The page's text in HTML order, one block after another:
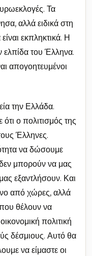
Τα
αλλά ειδικά στη
εκπληκτικά. Η
ελπίδα του Έλληνα.
απογοητευμένοι
την Ελλάδα.
ο πολιτισμός της
Έλληνες.
να δώσουμε
δεν μπορούν να μας
εξαντλήσουν. Και
από χώρες, αλλά
που θέλουν να
πολιτική
δέσμιους. Αυτό θα
να είμαστε οι